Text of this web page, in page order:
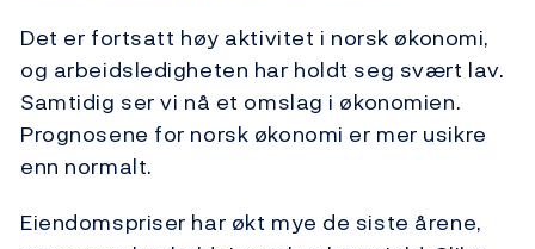
Det er fortsatt høy aktivitet i norsk økonomi,
og arbeidsledigheten har holdt seg svært lav.
Samtidig ser vi nå et omslag i økonomien.
Prognosene for norsk økonomi er mer usikre
enn normalt.
Eiendomspriser har økt mye de siste årene,